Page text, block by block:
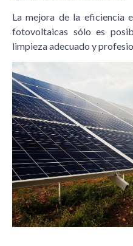
La mejora de la eficiencia
fotovoltaicas sólo es
limpieza adecuado y